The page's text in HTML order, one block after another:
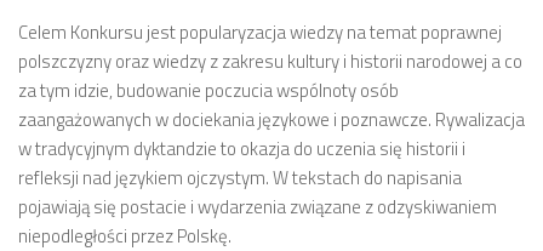
Celem Konkursu jest popularyzacja wiedzy na temat poprawnej
polszczyzny oraz wiedzy z zakresu kultury i historii narodowej a co
za tym idzie, budowanie poczucia wspólnoty osób
zaangażowanych w dociekania językowe i poznawcze. Rywalizacja
w tradycyjnym dyktandzie to okazja do uczenia się historii i
refleksji nad językiem ojczystym. W tekstach do napisania
pojawiają się postacie i wydarzenia związane z odzyskiwaniem
niepodległości przez Polskę.